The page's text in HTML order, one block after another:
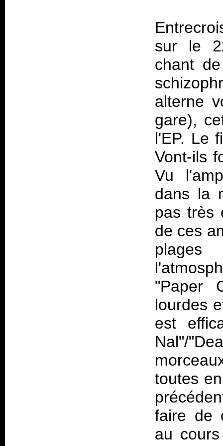
sur le
chant
alterne
gare),
l'EP. Le
Vont-ils
Vu
dans la
pas très
de ces
plages
"Paper
lourdes
est
Nal"/
toutes
faire de
au